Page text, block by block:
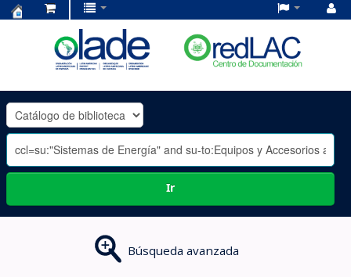
OLADE
-
Ir
Búsqueda avanzada